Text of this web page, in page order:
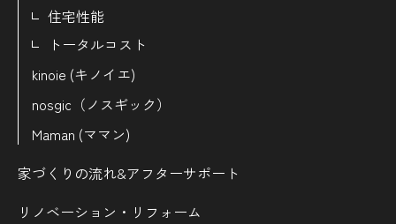
住宅性能
トータルコスト
kinoie (キノイエ)
nosgic（ノスギック）
Maman (ママン)
家づくりの流れ&アフターサポート
リノベーション・リフォーム